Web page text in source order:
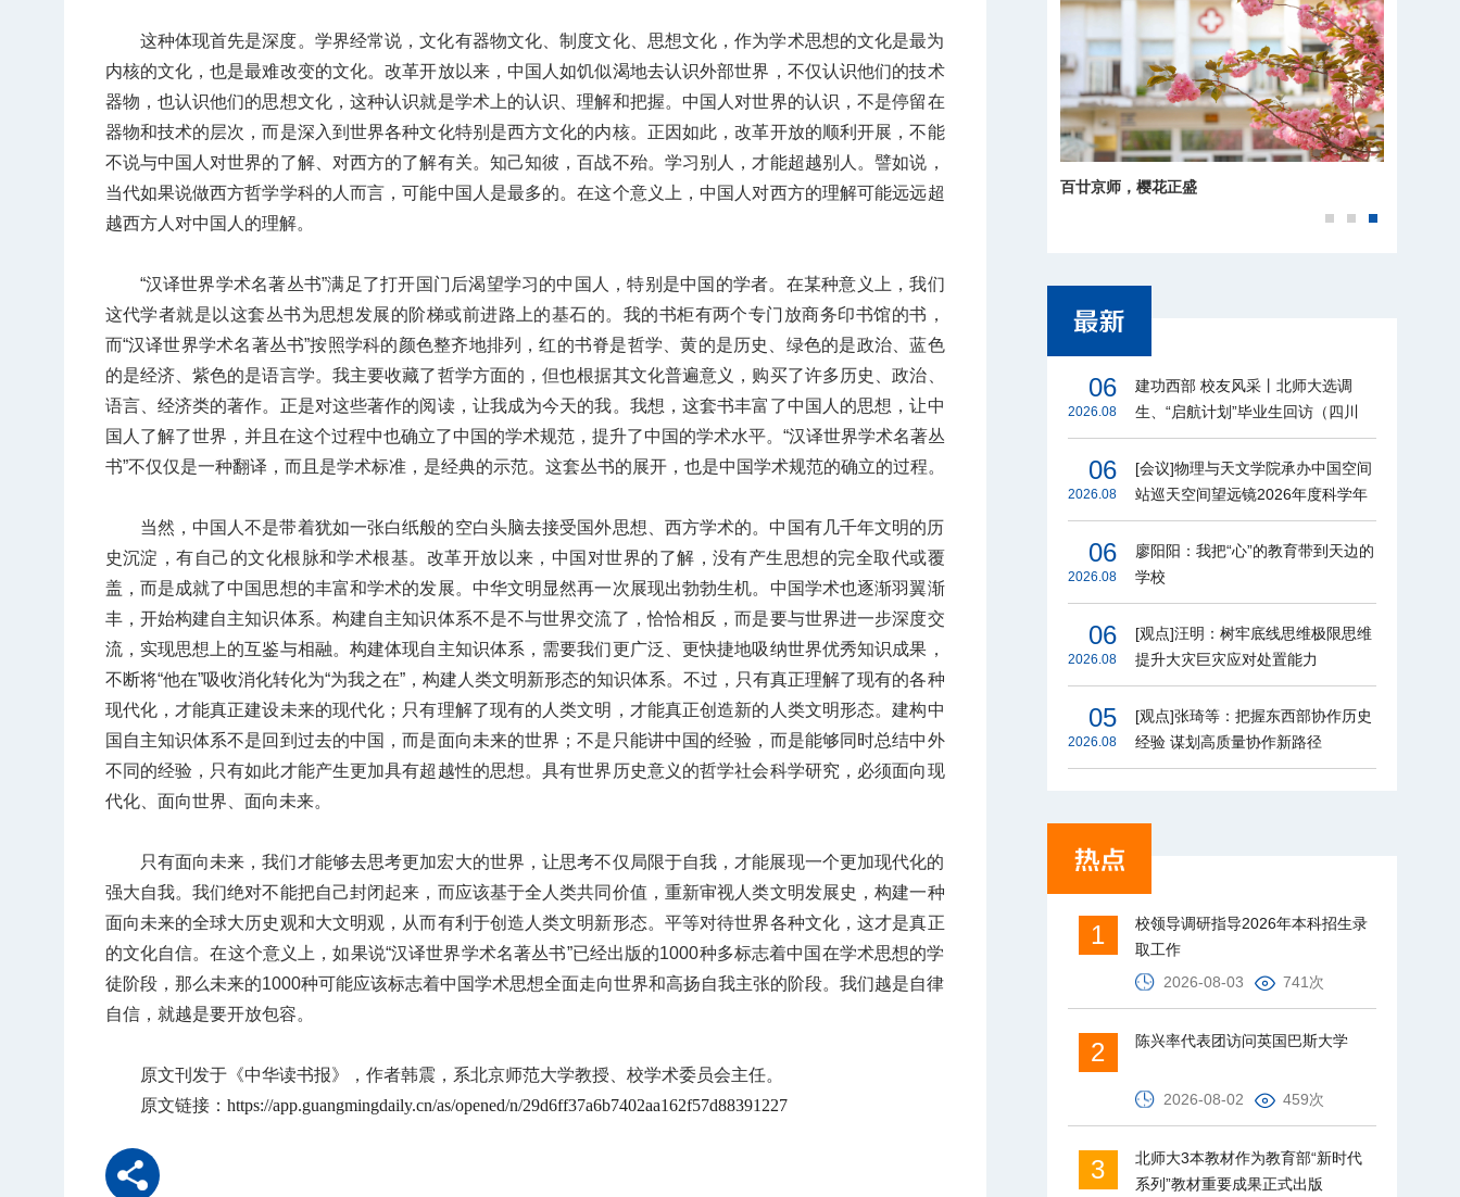
这种体现首先是深度。学界经常说，文化有器物文化、制度文化、思想文化，作为学术思想的文化是最为
内核的文化，也是最难改变的文化。改革开放以来，中国人如饥似渴地去认识外部世界，不仅认识他们的技术
器物，也认识他们的思想文化，这种认识就是学术上的认识、理解和把握。中国人对世界的认识，不是停留在
器物和技术的层次，而是深入到世界各种文化特别是西方文化的内核。正因如此，改革开放的顺利开展，不能
不说与中国人对世界的了解、对西方的了解有关。知己知彼，百战不殆。学习别人，才能超越别人。譬如说，
当代如果说做西方哲学学科的人而言，可能中国人是最多的。在这个意义上，中国人对西方的理解可能远远超
越西方人对中国人的理解。
“汉译世界学术名著丛书”满足了打开国门后渴望学习的中国人，特别是中国的学者。在某种意义上，我们
这代学者就是以这套丛书为思想发展的阶梯或前进路上的基石的。我的书柜有两个专门放商务印书馆的书，
而“汉译世界学术名著丛书”按照学科的颜色整齐地排列，红的书脊是哲学、黄的是历史、绿色的是政治、蓝色
的是经济、紫色的是语言学。我主要收藏了哲学方面的，但也根据其文化普遍意义，购买了许多历史、政治、
语言、经济类的著作。正是对这些著作的阅读，让我成为今天的我。我想，这套书丰富了中国人的思想，让中
国人了解了世界，并且在这个过程中也确立了中国的学术规范，提升了中国的学术水平。“汉译世界学术名著丛
书”不仅仅是一种翻译，而且是学术标准，是经典的示范。这套丛书的展开，也是中国学术规范的确立的过程。
当然，中国人不是带着犹如一张白纸般的空白头脑去接受国外思想、西方学术的。中国有几千年文明的历
史沉淀，有自己的文化根脉和学术根基。改革开放以来，中国对世界的了解，没有产生思想的完全取代或覆
盖，而是成就了中国思想的丰富和学术的发展。中华文明显然再一次展现出勃勃生机。中国学术也逐渐羽翼渐
丰，开始构建自主知识体系。构建自主知识体系不是不与世界交流了，恰恰相反，而是要与世界进一步深度交
流，实现思想上的互鉴与相融。构建体现自主知识体系，需要我们更广泛、更快捷地吸纳世界优秀知识成果，
不断将“他在”吸收消化转化为“为我之在”，构建人类文明新形态的知识体系。不过，只有真正理解了现有的各种
现代化，才能真正建设未来的现代化；只有理解了现有的人类文明，才能真正创造新的人类文明形态。建构中
国自主知识体系不是回到过去的中国，而是面向未来的世界；不是只能讲中国的经验，而是能够同时总结中外
不同的经验，只有如此才能产生更加具有超越性的思想。具有世界历史意义的哲学社会科学研究，必须面向现
代化、面向世界、面向未来。
只有面向未来，我们才能够去思考更加宏大的世界，让思考不仅局限于自我，才能展现一个更加现代化的
强大自我。我们绝对不能把自己封闭起来，而应该基于全人类共同价值，重新审视人类文明发展史，构建一种
面向未来的全球大历史观和大文明观，从而有利于创造人类文明新形态。平等对待世界各种文化，这才是真正
的文化自信。在这个意义上，如果说“汉译世界学术名著丛书”已经出版的1000种多标志着中国在学术思想的学
徒阶段，那么未来的1000种可能应该标志着中国学术思想全面走向世界和高扬自我主张的阶段。我们越是自律
自信，就越是要开放包容。
原文刊发于《中华读书报》，作者韩震，系北京师范大学教授、校学术委员会主任。
原文链接： https://app.guangmingdaily.cn/as/opened/n/29d6ff37a6b7402aa162f57d88391227
百廿京师，樱花正盛
06
2026.08
建功西部 校友风采丨北师大选调
生、“启航计划”毕业生回访（四川
篇）
06
2026.08
[会议]物理与天文学院承办中国空间
站巡天空间望远镜2026年度科学年
会
06
2026.08
廖阳阳：我把“心”的教育带到天边的
学校
06
2026.08
[观点]汪明：树牢底线思维极限思维
提升大灾巨灾应对处置能力
05
2026.08
[观点]张琦等：把握东西部协作历史
经验 谋划高质量协作新路径
1
校领导调研指导2026年本科招生录
取工作
2026-08-03
741次
2 陈兴率代表团访问英国巴斯大学
2026-08-02 459次
3
北师大3本教材作为教育部“新时代
系列”教材重要成果正式出版